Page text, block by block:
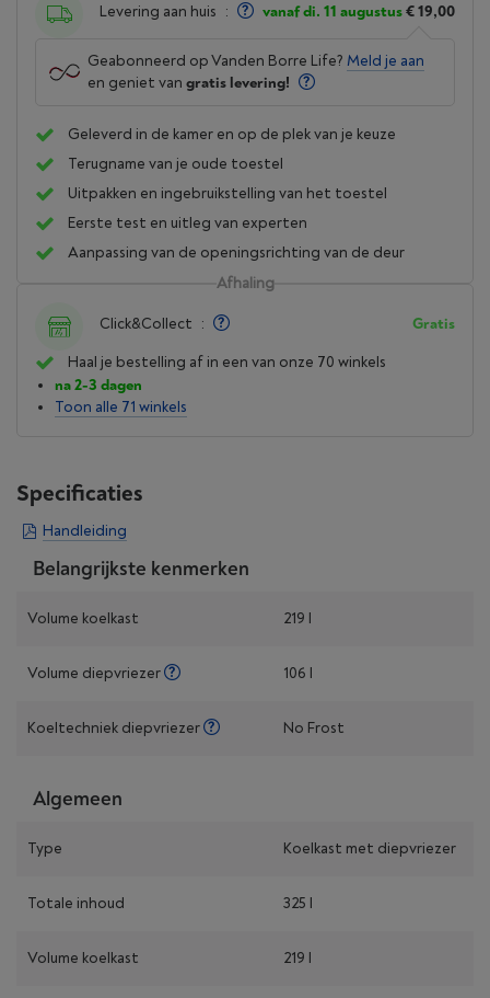
Levering aan huis : vanaf di. 11 augustus€ 19,00
Geabonneerd op Vanden Borre Life? Meld je aan
en geniet van gratis levering!
Geleverd in de kamer en op de plek van je keuze
Terugname van je oude toestel
Uitpakken en ingebruikstelling van het toestel
Eerste test en uitleg van experten
Aanpassing van de openingsrichting van de deur
Afhaling
Click&Collect : Gratis
Haal je bestelling af in een van onze 70 winkels
na 2-3 dagen
Toon alle 71 winkels
Specificaties
Handleiding
Belangrijkste kenmerken
Volume koelkast 219 l
Volume diepvriezer 106 l
Koeltechniek diepvriezer No Frost
Algemeen
Type Koelkast met diepvriezer
Totale inhoud 325 l
Volume koelkast 219 l